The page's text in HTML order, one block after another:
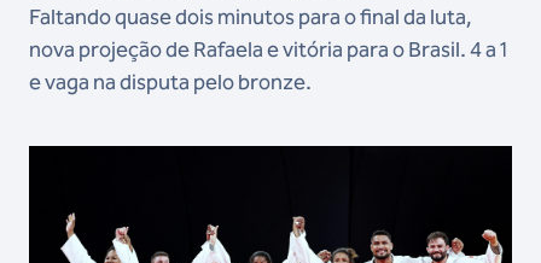
Faltando quase dois minutos para o final da luta,
nova projeção de Rafaela e vitória para o Brasil. 4 a 1
e vaga na disputa pelo bronze.